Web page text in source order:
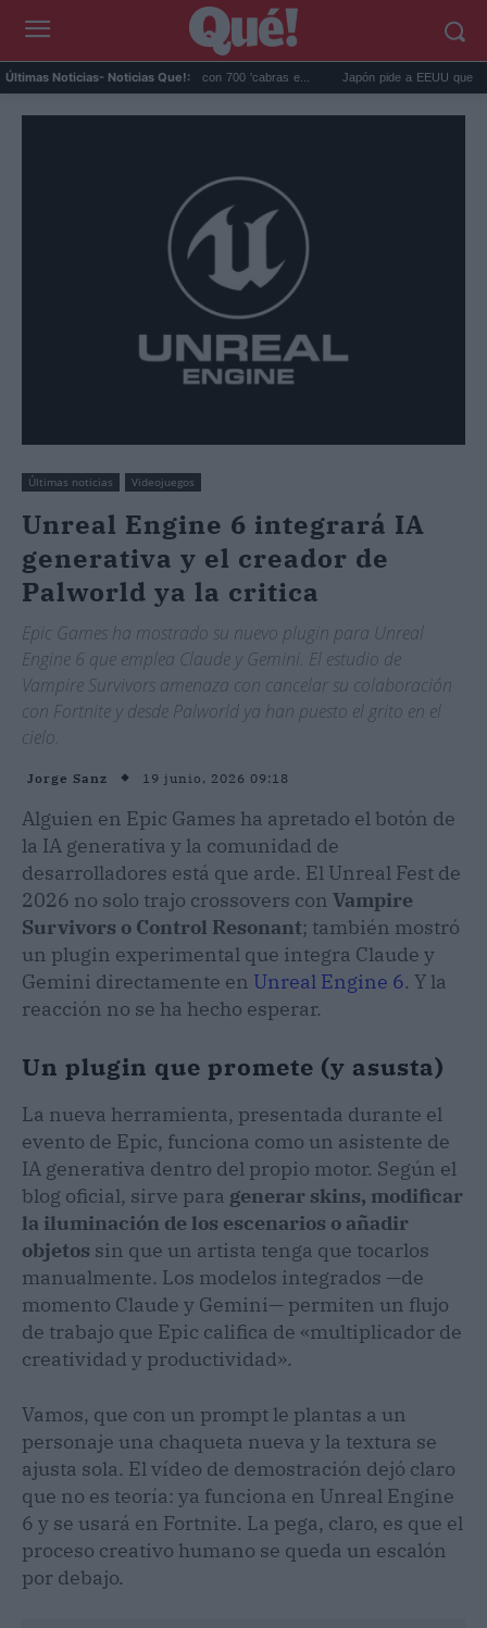
Últimas Noticias- Noticias Que!:
eliminó 140.000 cabras con 700 'cabras e... Japón pide a EEUU que deje de
Últimas noticias Videojuegos
Unreal Engine 6 integrará IA
generativa y el creador de
Palworld ya la critica
Epic Games ha mostrado su nuevo plugin para Unreal
Engine 6 que emplea Claude y Gemini. El estudio de
Vampire Survivors amenaza con cancelar su colaboración
con Fortnite y desde Palworld ya han puesto el grito en el
cielo.
Jorge Sanz 19 junio, 2026 09:18
Alguien en Epic Games ha apretado el botón de
la IA generativa y la comunidad de
desarrolladores está que arde. El Unreal Fest de
2026 no solo trajo crossovers con Vampire
Survivors o Control Resonant; también mostró
un plugin experimental que integra Claude y
Gemini directamente en Unreal Engine 6. Y la
reacción no se ha hecho esperar.
Un plugin que promete (y asusta)
La nueva herramienta, presentada durante el
evento de Epic, funciona como un asistente de
IA generativa dentro del propio motor. Según el
blog oficial, sirve para generar skins, modificar
la iluminación de los escenarios o añadir
objetos sin que un artista tenga que tocarlos
manualmente. Los modelos integrados —de
momento Claude y Gemini— permiten un flujo
de trabajo que Epic califica de «multiplicador de
creatividad y productividad».
Vamos, que con un prompt le plantas a un
personaje una chaqueta nueva y la textura se
ajusta sola. El vídeo de demostración dejó claro
que no es teoría: ya funciona en Unreal Engine
6 y se usará en Fortnite. La pega, claro, es que el
proceso creativo humano se queda un escalón
por debajo.